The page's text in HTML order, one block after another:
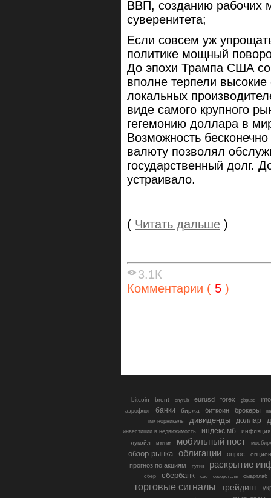
ВВП, созданию рабочих
суверенитета;
Если совсем уж
политике мощный
До эпохи Трампа США
вполне терпели
локальных
виде самого крупного
гегемонию доллара в
Возможность
валюту позволял
государственный долг.
устраивало.
( Читать дальше )
3.1К
Комментарии ( 5 )
bitcoin brent cnyrub eurusd forex gbpusd
аэрофлот банки биржа биткоин брокеры
гмк норникель
дивиденды доллар
инвестиции в недвижимость индекс мб
инфляция
лукойл
магнит мобильный пост
обзор рынка облигации опрос
прогноз по акциям путин раскрытие
сбер сбербанк сво северсталь смартлаб
торговые сигналы трейдинг